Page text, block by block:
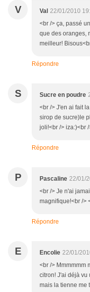
V Val 22/01/2010
<br /> ça, passé
que des oranges,
meilleur!
Répondre
S Sucre en poudre
<br /> J'en ai fait
sirop de sucre)le
joli!<br /> iza:)<br
Répondre
P Pascaline 22/01/
<br /> Je n'ai
magnifique!<br />
Répondre
E Encolie 22/01/
<br /> Mmmmmm
citron! J'ai déjà vu
mais la tienne me